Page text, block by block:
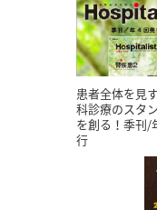
患者全体を見
科診療のスタ
を創る！季刊/
行